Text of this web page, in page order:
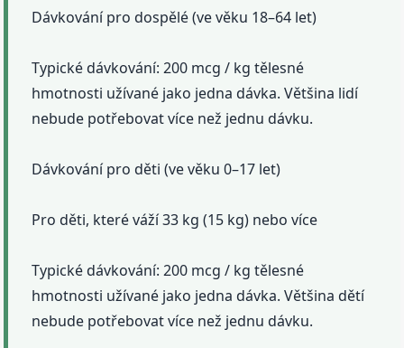
Dávkování pro dospělé (ve věku 18–64 let)
Typické dávkování: 200 mcg / kg tělesné
hmotnosti užívané jako jedna dávka. Většina lidí
nebude potřebovat více než jednu dávku.
Dávkování pro děti (ve věku 0–17 let)
Pro děti, které váží 33 kg (15 kg) nebo více
Typické dávkování: 200 mcg / kg tělesné
hmotnosti užívané jako jedna dávka. Většina dětí
nebude potřebovat více než jednu dávku.